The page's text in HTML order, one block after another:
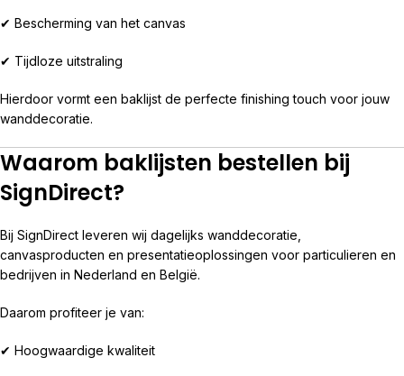
✔ Bescherming van het canvas
✔ Tijdloze uitstraling
Hierdoor vormt een baklijst de perfecte finishing touch voor jouw
wanddecoratie.
Waarom baklijsten bestellen bij
SignDirect?
Bij SignDirect leveren wij dagelijks wanddecoratie,
canvasproducten en presentatieoplossingen voor particulieren en
bedrijven in Nederland en België.
Daarom profiteer je van:
✔ Hoogwaardige kwaliteit